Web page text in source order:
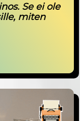
Se ei ole
miten